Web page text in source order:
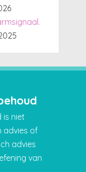
is niet
advies of
advies
van